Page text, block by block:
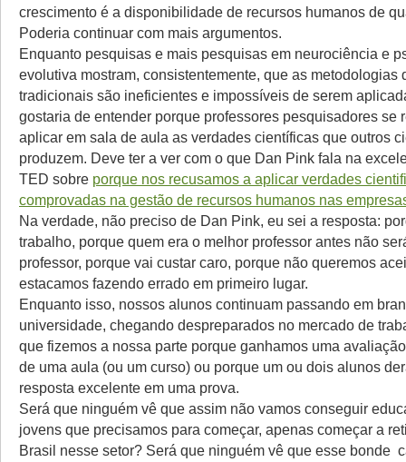
crescimento é a disponibilidade de recursos humanos de
Poderia continuar com mais argumentos.
Enquanto pesquisas e mais pesquisas em neurociência e
evolutiva mostram, consistentemente, que as metodologias
tradicionais são ineficientes e impossíveis de serem
gostaria de entender porque professores pesquisadores se
aplicar em sala de aula as verdades científicas que outros
produzem. Deve ter a ver com o que Dan Pink fala na
TED sobre porque nos recusamos a aplicar verdades
comprovadas na gestão de recursos humanos nas
Na verdade, não preciso de Dan Pink, eu sei a resposta:
trabalho, porque quem era o melhor professor antes não
professor, porque vai custar caro, porque não queremos
estacamos fazendo errado em primeiro lugar.
Enquanto isso, nossos alunos continuam passando em
universidade, chegando despreparados no mercado de
que fizemos a nossa parte porque ganhamos uma
de uma aula (ou um curso) ou porque um ou dois alunos
resposta excelente em uma prova.
Será que ninguém vê que assim não vamos conseguir
jovens que precisamos para começar, apenas começar a
Brasil nesse setor? Será que ninguém vê que esse bonde